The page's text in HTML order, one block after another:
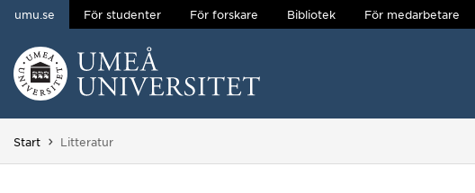
Hoppa direkt till innehållet
umu.se För studenter För forskare Bibliotek För medarbetare
Huvudmenyn dold.
Start Du är här:
Litteratur